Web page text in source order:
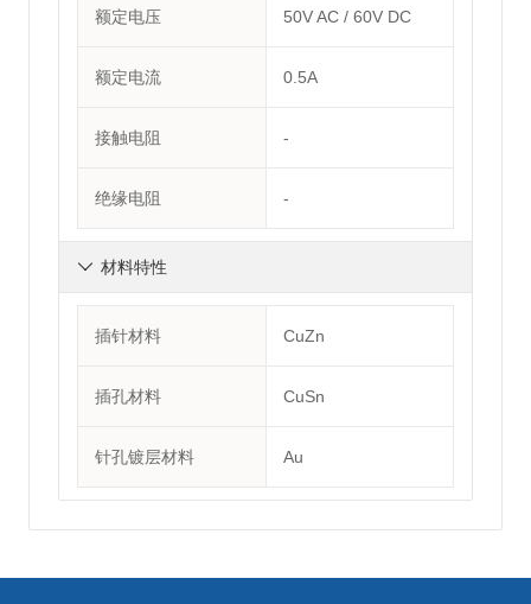
额定电压 50V AC / 60V DC
额定电流 0.5A
接触电阻 -
绝缘电阻 -
材料特性

插针材料 CuZn
插孔材料 CuSn
针孔镀层材料 Au